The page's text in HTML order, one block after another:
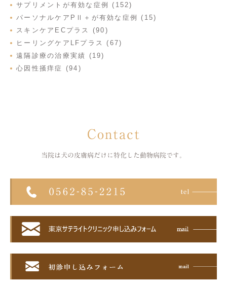
サプリメントが有効な症例 (152)
パーソナルケアPⅡ＋が有効な症例 (15)
スキンケアECプラス (90)
ヒーリングケアLFプラス (67)
遠隔診療の治療実績 (19)
心因性掻痒症 (94)
Contact
当院は犬の皮膚病だけに特化した 動物病院です。